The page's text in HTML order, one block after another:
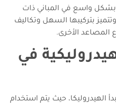
بشكل واسع في المباني ذات
بتركيبها السهل وتكاليف
المصاعد الأخرى.
في
الهيدروليكا، حيث يتم استخدام